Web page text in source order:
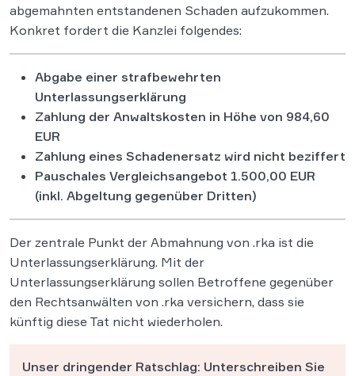
abgemahnten entstandenen Schaden aufzukommen.
Konkret fordert die Kanzlei folgendes:
Abgabe einer strafbewehrten
Unterlassungserklärung
Zahlung der Anwaltskosten in Höhe von 984,60
EUR
Zahlung eines Schadenersatz wird nicht beziffert
Pauschales Vergleichsangebot 1.500,00 EUR
(inkl. Abgeltung gegenüber Dritten)
Der zentrale Punkt der Abmahnung von .rka ist die
Unterlassungserklärung. Mit der
Unterlassungserklärung sollen Betroffene gegenüber
den Rechtsanwälten von .rka versichern, dass sie
künftig diese Tat nicht wiederholen.
Unser dringender Ratschlag: Unterschreiben Sie